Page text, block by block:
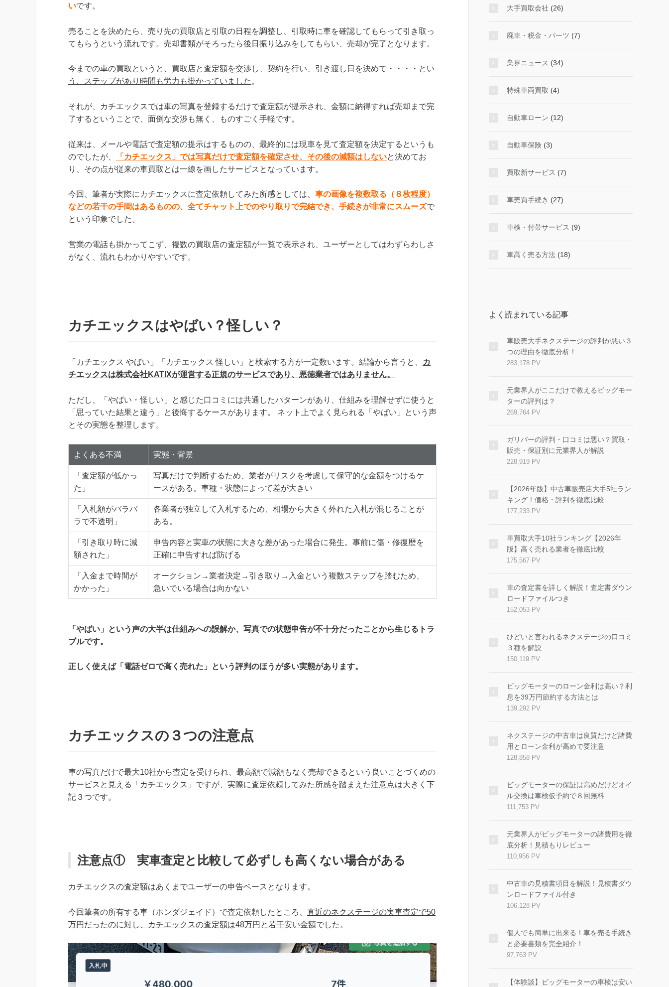
いです。
売ることを決めたら、売り先の買取店と引取の日程を調整し、引取時に車を確認してもらって引き取っ
てもらうという流れです。売却書類がそろったら後日振り込みをしてもらい、売却が完了となります。
今までの車の買取というと、 買取店と査定額を交渉し、契約を行い、引き渡し日を決めて・・・・とい
う、ステップがあり時間も労力も掛かっていました 。
それが、カチエックスでは車の写真を登録するだけで査定額が提示され、金額に納得すれば売却まで完
了するということで、面倒な交渉も無く、ものすごく手軽です。
従来は、メールや電話で査定額の提示はするものの、最終的には現車を見て査定額を決定するというも
のでしたが、
「カチエックス」では写真だけで査定額を確定させ、その後の減額はしないと決めてお
り、その点が従来の車買取とは一線を画したサービスとなっています。
今回、筆者が実際にカチエックスに査定依頼してみた所感としては、 車の画像を複数取る（８枚程度）
などの若干の手間はあるものの、全てチャット上でのやり取りで完結でき、手続きが非常にスムーズで
という印象でした。
営業の電話も掛かってこず、複数の買取店の査定額が一覧で表示され、ユーザーとしてはわずらわしさ
がなく、流れもわかりやすいです。
カチエックスはやばい？怪しい？
「カチエックス やばい」「カチエックス 怪しい」と検索する方が一定数います。結論から言うと、
カ
チエックスは株式会社KATIXが運営する正規のサービスであり、悪徳業者ではありません。
ただし、「やばい・怪しい」と感じた口コミには共通したパターンがあり、仕組みを理解せずに使うと
「思っていた結果と違う」と後悔するケースがあります。 ネット上でよく見られる「やばい」という声
とその実態を整理します。
よくある不満 実態・背景
「査定額が低かっ
た」
写真だけで判断するため、業者がリスクを考慮して保守的な金額をつけるケ
ースがある。車種・状態によって差が大きい
「入札額がバラバ
ラで不透明」
各業者が独立して入札するため、相場から大きく外れた入札が混じることが
ある。
「引き取り時に減
額された」
申告内容と実車の状態に大きな差があった場合に発生。事前に傷・修復歴を
正確に申告すれば防げる
「入金まで時間が
かかった」
オークション→業者決定→引き取り→入金という複数ステップを踏むため、
急いでいる場合は向かない
「やばい」という声の大半は仕組みへの誤解か、写真での状態申告が不十分だったことから生じるトラ
ブルです。
正しく使えば「電話ゼロで高く売れた」という評判のほうが多い実態があります。
カチエックスの３つの注意点
車の写真だけで最大10社から査定を受けられ、最高額で減額もなく売却できるという良いことづくめの
サービスと見える「カチエックス」ですが、実際に査定依頼してみた所感を踏まえた注意点は大きく下
記３つです。
注意点① 実車査定と比較して必ずしも高くない場合がある
カチエックスの査定額はあくまでユーザーの申告ベースとなります。
今回筆者の所有する車（ホンダジェイド）で査定依頼したところ、 直近のネクステージの実車査定で50
万円だったのに対し、カチエックスの査定額は48万円と若干安い金額でした。
大手買取会社 (26)
廃車・税金・パーツ (7)
業界ニュース (34)
特殊車両買取 (4)
自動車ローン (12)
自動車保険 (3)
買取新サービス (7)
車売買手続き (27)
車検・付帯サービス (9)
車高く売る方法 (18)
よく読まれている記事
車販売大手ネクステージの評判が悪い３
つの理由を徹底分析！
283,178 PV
元業界人がここだけで教えるビッグモー
ターの評判は？
269,764 PV
ガリバーの評判・口コミは悪い？買取・
販売・保証別に元業界人が解説
228,919 PV
【2026年版】中古車販売店大手5社ラン
キング！価格・評判を徹底比較
177,233 PV
車買取大手10社ランキング【2026年
版】高く売れる業者を徹底比較
175,567 PV
車の査定書を詳しく解説！査定書ダウン
ロードファイルつき
152,053 PV
ひどいと言われるネクステージの口コミ
３種を解説
150,119 PV
ビッグモーターのローン金利は高い？利
息を39万円節約する方法とは
139,292 PV
ネクステージの中古車は良質だけど諸費
用とローン金利が高めで要注意
128,858 PV
ビッグモーターの保証は高めだけどオイ
ル交換は車検仮予約で８回無料
111,753 PV
元業界人がビッグモーターの諸費用を徹
底分析！見積もりレビュー
110,956 PV
中古車の見積書項目を解説！見積書ダウ
ンロードファイル付き
106,128 PV
個人でも簡単に出来る！車を売る手続き
と必要書類を完全紹介！
97,763 PV
【体験談】ビッグモーターの車検は安い